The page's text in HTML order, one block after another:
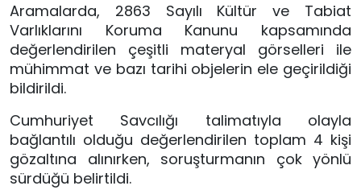
Aramalarda, 2863 Sayılı Kültür ve Tabiat
Varlıklarını Koruma Kanunu kapsamında
değerlendirilen çeşitli materyal görselleri ile
mühimmat ve bazı tarihi objelerin ele geçirildiği
bildirildi.
Cumhuriyet Savcılığı talimatıyla olayla
bağlantılı olduğu değerlendirilen toplam 4 kişi
gözaltına alınırken, soruşturmanın çok yönlü
sürdüğü belirtildi.